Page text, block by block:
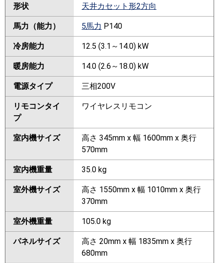
形状 天井カセット形2方向
馬力（能力） 5馬力 P140
冷房能力 12.5 (3.1～14.0) kW
暖房能力 14.0 (2.6～18.0) kW
電源タイプ 三相200V
リモコンタイ
プ
ワイヤレスリモコン
室内機サイズ
高さ 345mm x 幅 1600mm x 奥行
570mm
室内機重量 35.0 kg
室外機サイズ
高さ 1550mm x 幅 1010mm x 奥行
370mm
室外機重量 105.0 kg
パネルサイズ
高さ 20mm x 幅 1835mm x 奥行
680mm